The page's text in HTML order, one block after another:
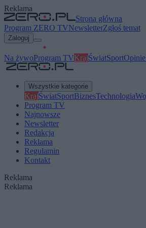
Reklama
Strona główna
Program ZERO TVNewsletterZgłoś temat
Zaloguj
Na żywoProgram TVKrajŚwiatSportOpinie
Wszystkie kategorie
KrajŚwiatSportBiznesTechnologia
Program TV
Najnowsze
Newsletter
Redakcja
Reklama
Regulamin
Kontakt
Reklama
Reklama